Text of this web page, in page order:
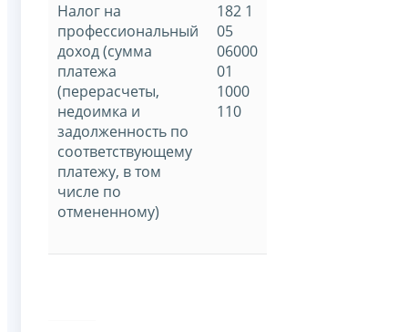
Налог на
профессиональный
доход (сумма
платежа
(перерасчеты,
недоимка и
задолженность по
соответствующему
платежу, в том
числе по
отмененному)
182 1
05
06000
01
1000
110